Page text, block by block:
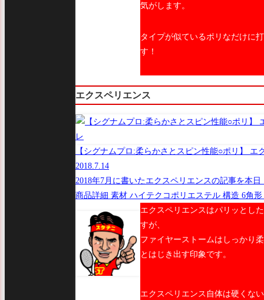
気がします。
タイプが似ているポリなだけに
す！
エクスペリエンス
【シグナムプロ:柔らかさとスピン性能○ポリ】
2018.7.14
2018年7月に書いたエクスペリエンスの記事を本
商品詳細 素材 ハイテクコポリエステル 構造 6角
エクスペリエンスはパリッとし
すが、
ファイヤーストームはしっかり
とはじき出す印象です。
エクスペリエンス自体は硬くな